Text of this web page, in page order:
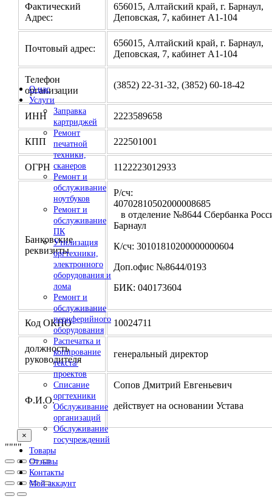
О нас
Услуги
Заправка
картриджей
Ремонт
печатной
техники,
сканеров
Ремонт и
обслуживание
ноутбуков
Ремонт и
обслуживание
ПК
Утилизация
оргтехники,
электронного
оборудования и
лома
Ремонт и
обслуживание
периферийного
оборудования
Распечатка и
копирование
текста/
проектов
Списание
оргтехники
Обслуживание
организаций
Обслуживание
госучреждений
Товары
Отзывы
Контакты
Мой аккаунт
Фактический
Адрес:
656015, Алтайский край, г. Барнаул,
Деповская, 7, кабинет А1-104
Почтовый адрес:
656015, Алтайский край, г. Барнаул,
Деповская, 7, кабинет А1-104
Телефон
организации
(3852) 22-31-32, (3852) 60-18-42
ИНН 2223589658
КПП 222501001
ОГРН 1122223012933
Банковские
реквизиты
Р/сч:
в отделение №8644 Сбербанка
Барнаул
К/сч: 30101810200000000604
Доп.офис №8644/0193
БИК: 040173604
Код ОКПО 10024711
должность
руководителя
генеральный директор
Ф.И.О.
Сопов Дмитрий Евгеньевич
действует на основании Устава
×
""""